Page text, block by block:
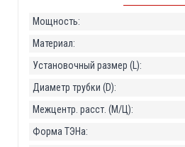
Мощность:
Материал:
Установочный размер (L):
Диаметр трубки (D):
Межцентр. расст. (М/Ц):
Форма ТЭНа: